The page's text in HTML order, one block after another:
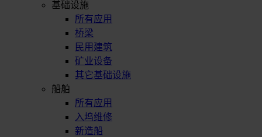
基础设施
所有应用
桥梁
民用建筑
矿业设备
其它基础设施
船舶
所有应用
入坞维修
新造船